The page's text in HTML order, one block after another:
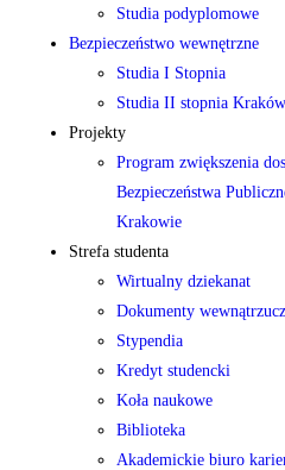
Studia podyplomowe
Bezpieczeństwo wewnętrzne
Studia I Stopnia
Studia II stopnia
Projekty
Program zwiększenia
Bezpieczeństwa
Krakowie
Strefa studenta
Wirtualny dziekanat
Dokumenty
Stypendia
Kredyt studencki
Koła naukowe
Biblioteka
Akademickie biuro